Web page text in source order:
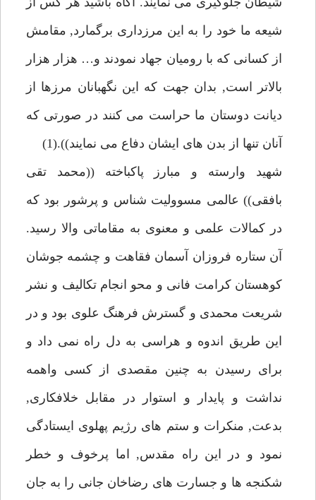
شيعه ما خود را به اين مرزدارى برگمارد, مقامش
از كسانى كه با روميان جهاد نمودند و… هزار هزار
بالاتر است, بدان جهت كه اين نگهبانان مرزها از
ديانت دوستان ما حراست مى كنند در صورتى كه
آنان تنها از بدن هاى ايشان دفاع مى نمايند)).(1)
شهيد وارسته و مبارز پاكباخته ((محمد تقى
بافقى)) عالمى مسووليت شناس و پرشور بود كه
در كمالات علمى و معنوى به مقاماتى والا رسيد.
آن ستاره فروزان آسمان فقاهت و چشمه جوشان
كوهستان كرامت فانى و محو انجام تكاليف و نشر
شريعت محمدى و گسترش فرهنگ علوى بود و در
اين طريق اندوه و هراسى به دل راه نمى داد و
براى رسيدن به چنين مقصدى از كسى واهمه
نداشت و پايدار و استوار در مقابل خلافكارى,
بدعت, منكرات و ستم هاى رژيم پهلوى ايستادگى
نمود و در اين راه مقدس, اما پرخوف و خطر
شكنجه ها و جسارت هاى رضاخان جانى را به جان